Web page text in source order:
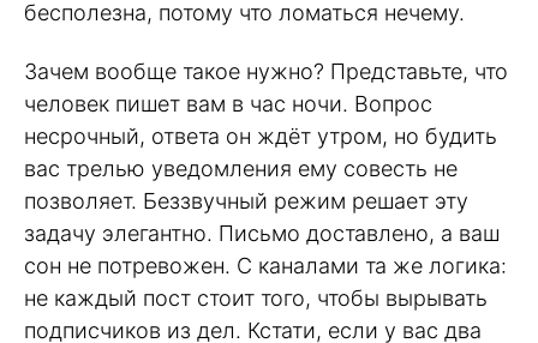
бесполезна, потому что ломаться нечему.
Зачем вообще такое нужно? Представьте, что
человек пишет вам в час ночи. Вопрос
несрочный, ответа он ждёт утром, но будить
вас трелью уведомления ему совесть не
позволяет. Беззвучный режим решает эту
задачу элегантно. Письмо доставлено, а ваш
сон не потревожен. С каналами та же логика:
не каждый пост стоит того, чтобы вырывать
подписчиков из дел. Кстати, если у вас два